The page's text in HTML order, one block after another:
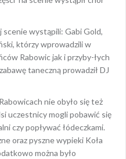
wystąpili: Gabi Gold,
którzy wprowadzili w
Rabowic jak i przyby-łych
taneczną prowadził DJ
nie obyło się też
uczestnicy mogli pobawić się
czy popływać łódeczkami.
oraz pyszne wypieki Koła
można było